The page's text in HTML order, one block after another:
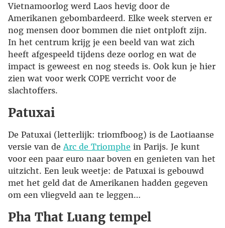
Vietnamoorlog werd Laos hevig door de
Amerikanen gebombardeerd. Elke week sterven er
nog mensen door bommen die niet ontploft zijn.
In het centrum krijg je een beeld van wat zich
heeft afgespeeld tijdens deze oorlog en wat de
impact is geweest en nog steeds is. Ook kun je hier
zien wat voor werk COPE verricht voor de
slachtoffers.
Patuxai
De Patuxai (letterlijk: triomfboog) is de Laotiaanse
versie van de Arc de Triomphe in Parijs. Je kunt
voor een paar euro naar boven en genieten van het
uitzicht. Een leuk weetje: de Patuxai is gebouwd
met het geld dat de Amerikanen hadden gegeven
om een vliegveld aan te leggen…
Pha That Luang tempel